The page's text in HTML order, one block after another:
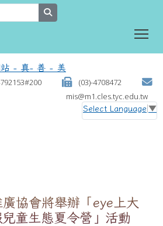
(03)-4708472
mis@m1.cles.tyc.edu.tw
Select Language ▼
協會將舉辦「eye上大
童生態夏令營」活動